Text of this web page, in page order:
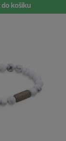
do košíku